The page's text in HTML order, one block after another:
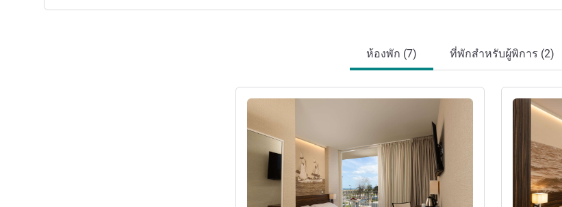
ห้องพัก (7) ที่พักสำหรับผู้พิการ (2)
ดูรายละเอียด ดูรายละเอียด